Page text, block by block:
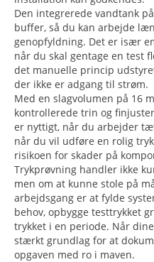
Den integrerede vandtank
buffer, så du kan arbejde
genopfyldning. Det er især
når du skal gentage en test
det manuelle princip
der ikke er adgang til strøm.
Med en slagvolumen på 16
kontrollerede trin og
er nyttigt, når du arbejder
når du vil udføre en rolig
risikoen for skader på
Trykprøvning handler ikke
men om at kunne stole på
arbejdsgang er at fylde
behov, opbygge testtrykket
trykket i en periode. Når
stærkt grundlag for at
opgaven med ro i maven.